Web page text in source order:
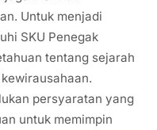
Untuk menjadi
SKU Penegak
tentang sejarah
persyaratan yang
untuk memimpin